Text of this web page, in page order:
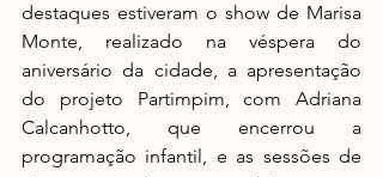
destaques estiveram o show de Marisa
Monte, realizado na véspera do
aniversário da cidade, a apresentação
do projeto Partimpim, com Adriana
Calcanhotto, que encerrou a
programação infantil, e as sessões de